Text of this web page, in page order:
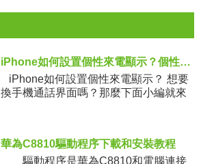
iPhone如何設置個性來電顯示？個性來電顯示設置技巧教程
iPhone如何設置個性來電顯示？ 想要
換手機通話界面嗎？那麼下面小編就來
華為C8810驅動程序下載和安裝教程
驅動程序是華為C8810和電腦連接